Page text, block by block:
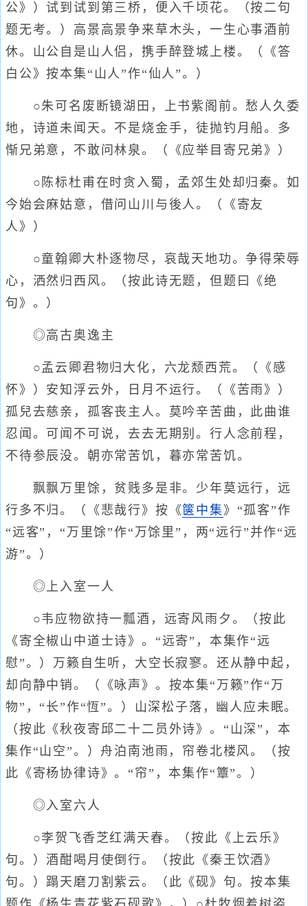
公》）试到试到第三桥，便入千顷花。（按二句
题无考。）高景高景争来草木头，一生心事酒前
休。山公自是山人侣，携手醉登城上楼。（《答
白公》按本集“山人”作“仙人”。）
○朱可名废断镜湖田，上书紫阁前。愁人久委
地，诗道未闻天。不是烧金手，徒抛钓月船。多
惭兄弟意，不敢问林泉。（《应举目寄兄弟》）
○陈标杜甫在时贪入蜀，孟郊生处却归秦。如
今始会麻姑意，借问山川与後人。（《寄友
人》）
○童翰卿大朴逐物尽，哀哉天地功。争得荣辱
心，洒然归西风。（按此诗无题，但题曰《绝
句》。）
◎高古奥逸主
○孟云卿君物归大化，六龙颓西荒。（《感
怀》）安知浮云外，日月不运行。（《苦雨》）
孤兒去慈亲，孤客丧主人。莫吟辛苦曲，此曲谁
忍闻。可闻不可说，去去无期别。行人念前程，
不待参辰没。朝亦常苦饥，暮亦常苦饥。
飘飘万里馀，贫贱多是非。少年莫远行，远
行多不归。（《悲哉行》按《箧中集 》“孤客”作
“远客”，“万里馀”作“万馀里”，两“远行”并作“远
游”。）
◎上入室一人
○韦应物欲持一瓢酒，远寄风雨夕。（按此
《寄全椒山中道士诗》。“远寄”，本集作“远
慰”。）万籁自生听，大空长寂寥。还从静中起，
却向静中销。（《咏声》。按本集“万籁”作“万
物”，“长”作“恆”。）山深松子落，幽人应未眠。
（按此《秋夜寄邱二十二员外诗》。“山深”，本
集作“山空”。）舟泊南池雨，帘卷北楼风。（按
此《寄杨协律诗》。“帘”，本集作“簟”。）
◎入室六人
○李贺飞香芝红满天春。（按此《上云乐》
句。）酒酣喝月使倒行。（按此《秦王饮酒》
句。）蹋天磨刀割紫云。（此《砚》句。按本集